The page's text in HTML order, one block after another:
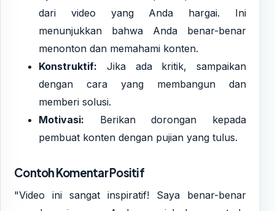
dari video yang Anda hargai. Ini
menunjukkan bahwa Anda benar-benar
menonton dan memahami konten.
Konstruktif: Jika ada kritik, sampaikan
dengan cara yang membangun dan
memberi solusi.
Motivasi: Berikan dorongan kepada
pembuat konten dengan pujian yang tulus.
Contoh Komentar Positif
"Video ini sangat inspiratif! Saya benar-benar